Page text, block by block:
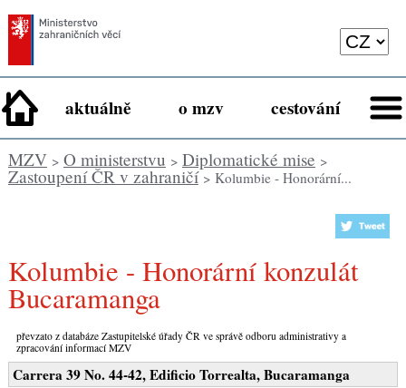
aktuálně o mzv cestování
MZV> O ministerstvu > Diplomatické mise >
Zastoupení ČR v zahraničí> Kolumbie - Honorární...
Kolumbie - Honorární konzulát
Bucaramanga
převzato z databáze Zastupitelské úřady ČR ve správě odboru administrativy a
zpracování informací MZV
Carrera 39 No. 44-42, Edificio Torrealta, Bucaramanga